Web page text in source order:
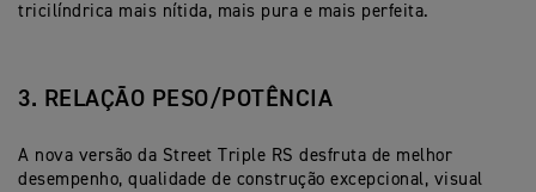
tricilíndrica mais nítida, mais pura e mais perfeita.
3. RELAÇÃO PESO/POTÊNCIA
A nova versão da Street Triple RS desfruta de melhor
desempenho, qualidade de construção excepcional, visual